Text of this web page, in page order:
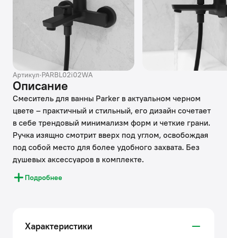
Артикул·PARBL02i02WA
Описание
Смеситель для ванны Parker в актуальном черном
цвете – практичный и стильный, его дизайн сочетает
в себе трендовый минимализм форм и четкие грани.
Ручка изящно смотрит вверх под углом, освобождая
под собой место для более удобного захвата. Без
душевых аксессуаров в комплекте.
• Керамический дивертор надежно переключает
• Керамический картридж обеспечивает точную
регулировку температуры и напора воды за счет
Подробнее
Характеристики